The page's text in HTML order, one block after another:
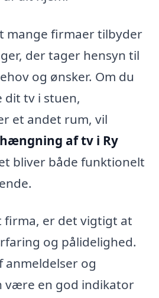
mange firmaer tilbyder
der tager hensyn til
og ønsker. Om du
tv i stuen,
et andet rum, vil
af tv i Ry
bliver både funktionelt
er det vigtigt at
og pålidelighed.
anmeldelser og
være en god indikator